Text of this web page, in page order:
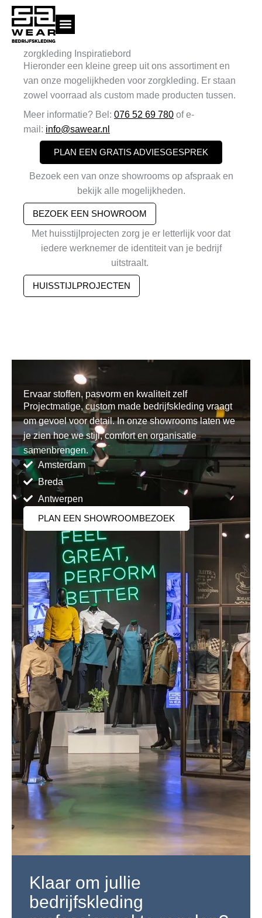
naar
inhoudzorgkleding Inspiratiebord
Hieronder een kleine greep uit ons assortiment en
van onze mogelijkheden voor zorgkleding. Er staan
zowel voorraad als custom made producten tussen.
Meer informatie? Bel: 076 52 69 780 of e-
mail: info@sawear.nl
PLAN EEN GRATIS ADVIESGESPREK
Bezoek een van onze showrooms op afspraak en
bekijk alle mogelijkheden.
BEZOEK EEN SHOWROOM
Met huisstijlprojecten zorg je er letterlijk voor dat
iedere werknemer de identiteit van je bedrijf
uitstraalt.
HUISSTIJLPROJECTEN
Ervaar stoffen, pasvorm en kwaliteit zelf
Projectmatige, custom made bedrijfskleding vraagt
om gevoel voor detail. In onze showrooms laten we
je zien hoe we stijl, comfort en organisatie
samenbrengen.
Amsterdam
Breda
Antwerpen
PLAN EEN SHOWROOMBEZOEK
Klaar om jullie
bedrijfskleding